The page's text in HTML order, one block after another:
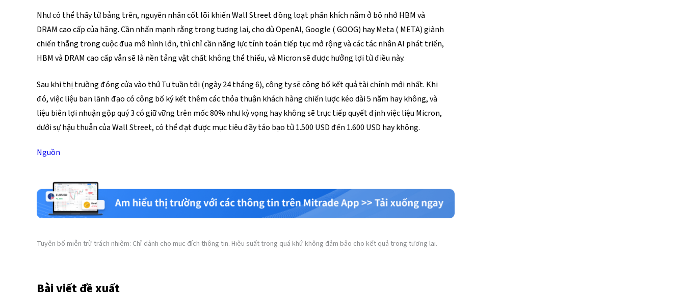
Như có thể thấy từ bảng trên, nguyên nhân cốt lõi khiến Wall Street đồng loạt phấn khích nằm ở bộ nhớ HBM và
DRAM cao cấp của hãng. Cần nhấn mạnh rằng trong tương lai, cho dù OpenAI, Google ( GOOG) hay Meta ( META) giành
chiến thắng trong cuộc đua mô hình lớn, thì chỉ cần năng lực tính toán tiếp tục mở rộng và các tác nhân AI phát triển,
HBM và DRAM cao cấp vẫn sẽ là nền tảng vật chất không thể thiếu, và Micron sẽ được hưởng lợi từ điều này.
Sau khi thị trường đóng cửa vào thứ Tư tuần tới (ngày 24 tháng 6), công ty sẽ công bố kết quả tài chính mới nhất. Khi
đó, việc liệu ban lãnh đạo có công bố ký kết thêm các thỏa thuận khách hàng chiến lược kéo dài 5 năm hay không, và
liệu biên lợi nhuận gộp quý 3 có giữ vững trên mốc 80% như kỳ vọng hay không sẽ trực tiếp quyết định việc liệu Micron,
dưới sự hậu thuẫn của Wall Street, có thể đạt được mục tiêu đầy táo bạo từ 1.500 USD đến 1.600 USD hay không.
Nguồn
Tuyên bố miễn trừ trách nhiệm: Chỉ dành cho mục đích thông tin. Hiệu suất trong quá khứ không đảm bảo cho kết quả trong tương lai.
Bài viết đề xuất